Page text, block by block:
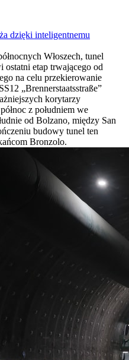
dzięki inteligentnemu
Włoszech, tunel
etap trwającego od
na celu przekierowanie
„Brennerstaatsstraße”
korytarzy
z południem we
od Bolzano, między San
budowy tunel ten
Bronzolo.